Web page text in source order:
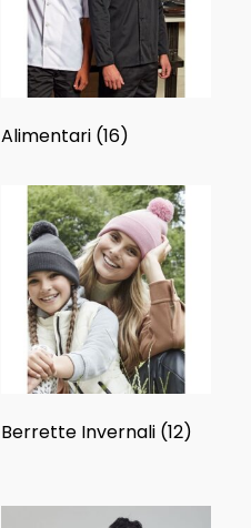
Alimentari (16)
Berrette Invernali (12)